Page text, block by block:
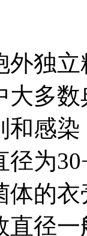
外独
大多
感
为
的
直径